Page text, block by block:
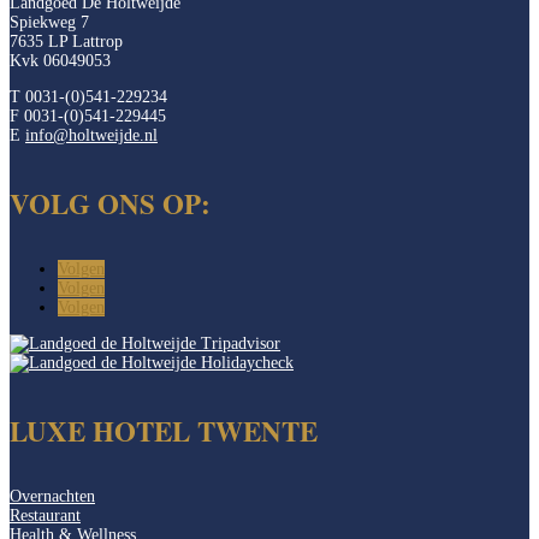
Spiekweg 7
7635 LP Lattrop
Kvk 06049053
T 0031-(0)541-229234
F 0031-(0)541-229445
E info@holtweijde.nl
VOLG ONS OP:
Volgen
Volgen
Volgen
LUXE HOTEL TWENTE
Overnachten
Restaurant
Health & Wellness